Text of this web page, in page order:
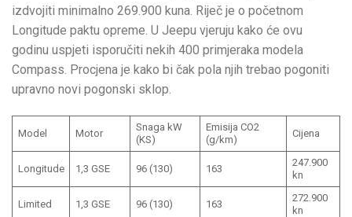
izdvojiti minimalno 269.900 kuna. Riječ je o početnom
Longitude paktu opreme. U Jeepu vjeruju kako će ovu
godinu uspjeti isporučiti nekih 400 primjeraka modela
Compass. Procjena je kako bi čak pola njih trebao pogoniti
upravno novi pogonski sklop.
Model Motor
Snaga kW
(KS)
Emisija CO2
(g/km)
Cijena
Longitude 1,3 GSE 96 (130) 163
247.900
kn
Limited 1,3 GSE 96 (130) 163
272.900
kn